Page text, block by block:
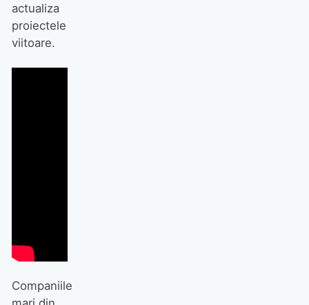
actualiza
proiectele
viitoare.
Companiile